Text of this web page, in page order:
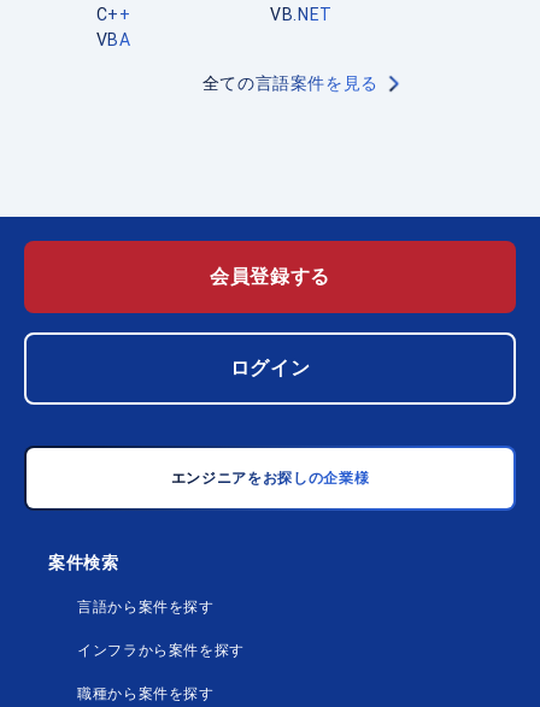
C++
VB.NET
VBA
全ての言語案件を見る
会員登録する
ログイン
エンジニアをお探しの企業様
案件検索
言語から案件を探す
インフラから案件を探す
職種から案件を探す